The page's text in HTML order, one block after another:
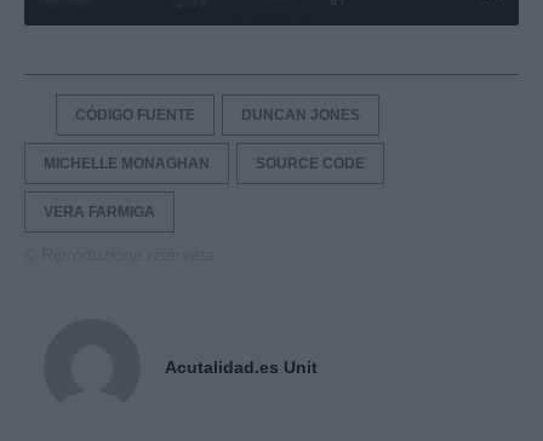
CÓDIGO FUENTE DUNCAN JONES
MICHELLE MONAGHAN SOURCE CODE
VERA FARMIGA
Acutalidad.es Unit